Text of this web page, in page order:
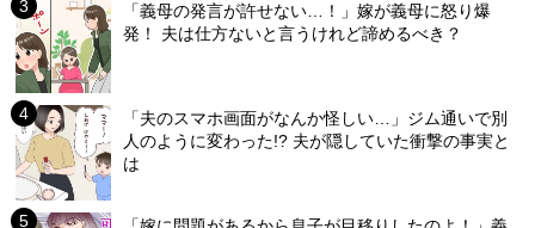
「義母の発言が許せない…！」嫁が義母に怒り爆
発！ 夫は仕方ないと言うけれど諦めるべき？
「夫のスマホ画面がなんか怪しい…」ジム通いで別
人のように変わった!? 夫が隠していた衝撃の事実と
は